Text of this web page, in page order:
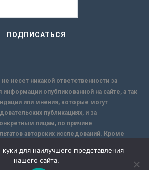
несет никакой ответственности за
опубликованной на сайте, а так
или мнения, которые могут
публикациях, и за
лицам, по причине
авторских исследований. Кроме
Сайт не несет ответственности за
для наилучшего представления
нашего сайта.